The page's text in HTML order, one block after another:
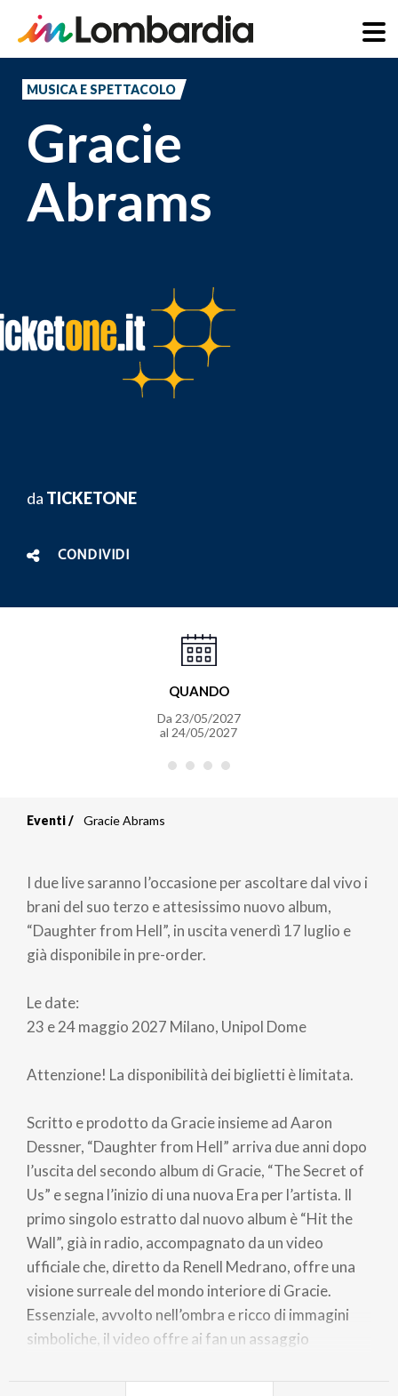
principale
MUSICA E SPETTACOLO
Gracie
Abrams
da TICKETONE
CONDIVIDI
QUANDO
Da 23/05/2027
al 24/05/2027
di
pane
Eventi Gracie Abrams
I due live saranno l’occasione per ascoltare dal vivo i
brani del suo terzo e attesissimo nuovo album,
“Daughter from Hell”, in uscita venerdì 17 luglio e
già disponibile in pre-order.
Le date:
23 e 24 maggio 2027 Milano, Unipol Dome
Attenzione! La disponibilità dei biglietti è limitata.
Scritto e prodotto da Gracie insieme ad Aaron
Dessner, “Daughter from Hell” arriva due anni dopo
l’uscita del secondo album di Gracie, “The Secret of
Us” e segna l’inizio di una nuova Era per l’artista. Il
primo singolo estratto dal nuovo album è “Hit the
Wall”, già in radio, accompagnato da un video
ufficiale che, diretto da Renell Medrano, offre una
visione surreale del mondo interiore di Gracie.
Essenziale, avvolto nell’ombra e ricco di immagini
simboliche, il video offre ai fan un assaggio